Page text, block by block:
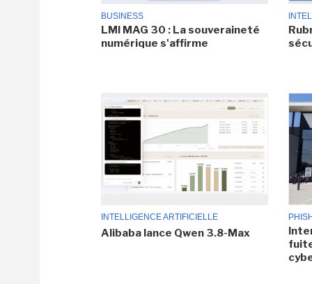
BUSINESS
LMI MAG 30 : La souveraineté
numérique s'affirme
INTELLIGENCE ARTIFICIELLE
Alibaba lance Qwen 3.8-Max